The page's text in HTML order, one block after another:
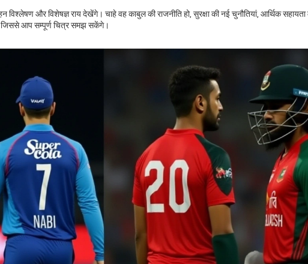
और विशेषज्ञ राय देखेंगे। चाहे वह काबुल की राजनीति हो, सुरक्षा की नई चुनौतियां, आर्थिक
जिससे आप सम्पूर्ण चित्र समझ सकेंगे।